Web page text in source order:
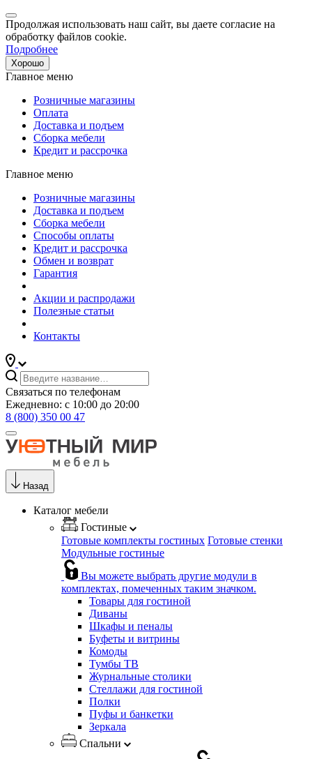
Продолжая использовать наш сайт, вы даете согласие на
обработку файлов cookie.
Подробнее
Хорошо
Главное меню
Розничные магазины
Оплата
Доставка и подъем
Сборка мебели
Кредит и рассрочка
Главное меню
Розничные магазины
Доставка и подъем
Сборка мебели
Способы оплаты
Кредит и рассрочка
Обмен и возврат
Гарантия
Акции и распродажи
Полезные статьи
Контакты
Связаться по телефонам
Ежедневно: с 10:00 до 20:00
8 (800) 350 00 47
Назад
Каталог мебели
Гостиные
Готовые комплекты гостиных Готовые стенки
Модульные гостиные
Вы можете выбрать другие модули в
комплектах, помеченных таким значком.
Товары для гостиной
Диваны
Шкафы и пеналы
Буфеты и витрины
Комоды
Тумбы ТВ
Журнальные столики
Стеллажи для гостиной
Полки
Пуфы и банкетки
Зеркала
Спальни